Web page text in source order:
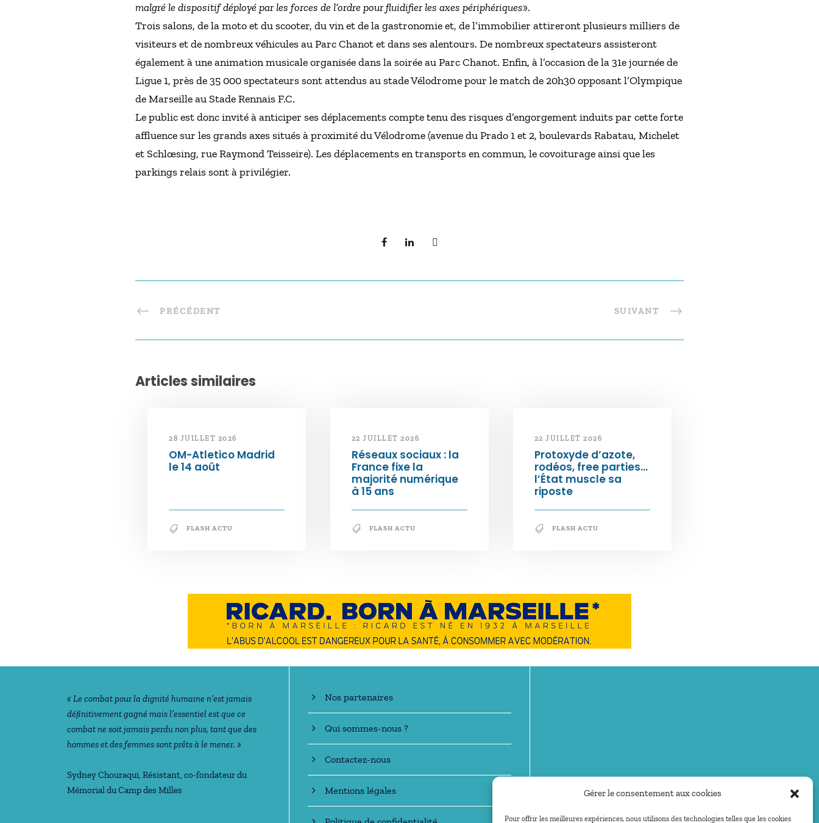
Gérer le consentement aux cookies
Pour offrir les meilleures expériences, nous utilisons des technologies telles que les cookies
malgré le dispositif déployé par les forces de l’ordre pour fluidifier les axes périphériques».
Trois salons, de la moto et du scooter, du vin et de la gastronomie et, de l’immobilier attireront plusieurs milliers de
visiteurs et de nombreux véhicules au Parc Chanot et dans ses alentours. De nombreux spectateurs assisteront
également à une animation musicale organisée dans la soirée au Parc Chanot. Enfin, à l’occasion de la 31e journée de
Ligue 1, près de 35 000 spectateurs sont attendus au stade Vélodrome pour le match de 20h30 opposant l’Olympique
de Marseille au Stade Rennais F.C.
Le public est donc invité à anticiper ses déplacements compte tenu des risques d’engorgement induits par cette forte
affluence sur les grands axes situés à proximité du Vélodrome (avenue du Prado 1 et 2, boulevards Rabatau, Michelet
et Schlœsing, rue Raymond Teisseire). Les déplacements en transports en commun, le covoiturage ainsi que les
parkings relais sont à privilégier.
PRÉCÉDENT SUIVANT
Articles similaires
28 JUILLET 2026
OM-Atletico Madrid
le 14 août
FLASH ACTU
22 JUILLET 2026
Réseaux sociaux : la
France fixe la
majorité numérique
à 15 ans
FLASH ACTU
22 JUILLET 2026
Protoxyde d’azote,
rodéos, free parties…
l’État muscle sa
riposte
FLASH ACTU
Notre philosophie
« Le combat pour la dignité humaine n’est jamais
déﬁnitivement gagné mais l’essentiel est que ce
combat ne soit jamais perdu non plus, tant que des
hommes et des femmes sont prêts à le mener. »
Sydney Chouraqui, Résistant, co-fondateur du
Mémorial du Camp des Milles
En savoir +
Nos partenaires
Qui sommes-nous ?
Contactez-nous
Mentions légales